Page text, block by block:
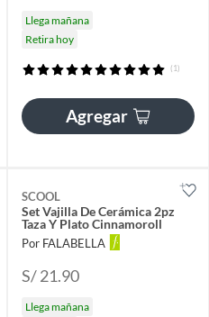
Llega mañana
Retira hoy
(1)
Agregar
SCOOL
Set Vajilla De Cerámica 2pz
Taza Y Plato Cinnamoroll
Por FALABELLA
S/ 21.90
Llega mañana